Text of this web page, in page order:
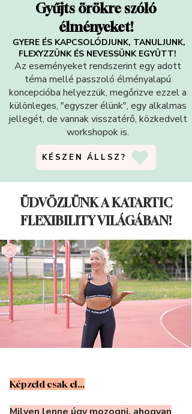
Gyűjts örökre szóló
élményeket!
GYERE ÉS KAPCSOLÓDJUNK, TANULJUNK,
FLEXYZZÜNK ÉS NEVESSÜNK EGYÜTT!
Az eseményeket rendszerint egy adott
téma mellé passzoló élményalapú
koncepcióba helyezzük, megőrizve ezzel a
különleges, "egyszer élünk", egy alkalmas
jellegét, de vannak visszatérő, közkedvelt
workshopok is.
KÉSZEN ÁLLSZ?
ÜDVÖZLÜNK A KATARTIC
FLEXIBILITY VILÁGÁBAN!
Képzeld csak el...